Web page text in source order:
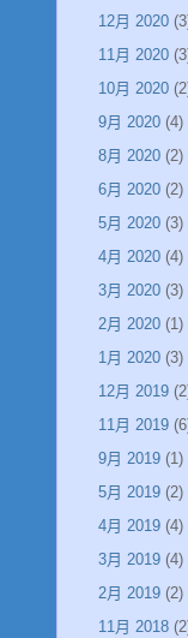
12月 2020
11月 2020
10月 2020
9月 2020 (4)
8月 2020 (2)
6月 2020 (2)
5月 2020 (3)
4月 2020 (4)
3月 2020 (3)
2月 2020 (1)
1月 2020 (3)
12月 2019
11月 2019
9月 2019 (1)
5月 2019 (2)
4月 2019 (4)
3月 2019 (4)
2月 2019 (2)
11月 2018